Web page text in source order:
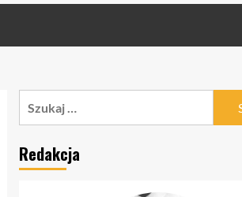
Redakcja